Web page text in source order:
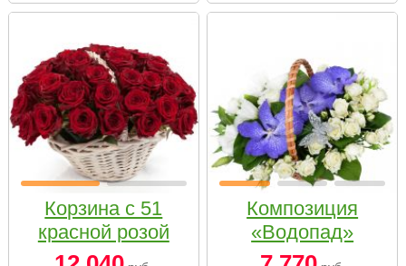
Корзина с 51
красной розой
Композиция
«Водопад»